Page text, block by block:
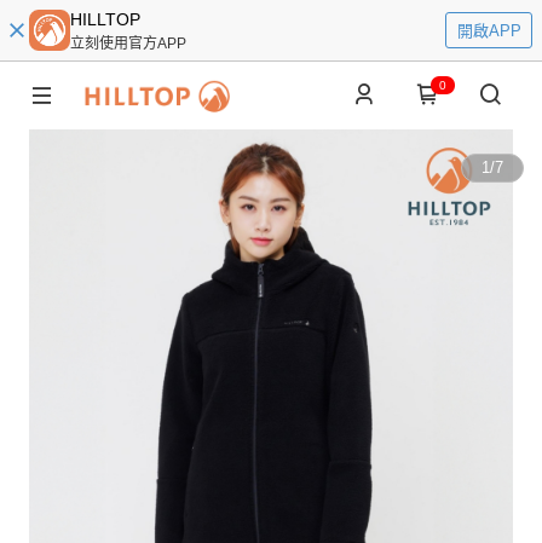
HILLTOP
立刻使用官方APP
開啟APP
0
1/7